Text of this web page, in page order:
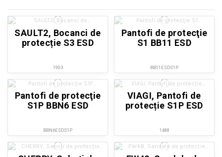
SAULT2, Bocanci de
protecție S3 ESD
1903
Pantofi de protecţie
S1 BB11 ESD
BB11ESDS1P
Pantofi de protecţie
S1P BBN6 ESD
BBN6ESDS1P
VIAGI, Pantofi de
protecție S1P ESD
1488